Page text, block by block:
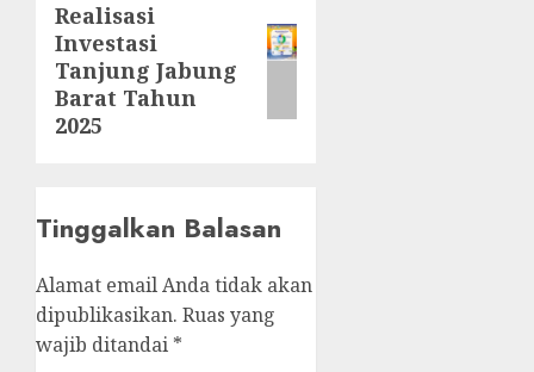
Next
post:
Realisasi
Investasi
Tanjung Jabung
Barat Tahun
2025
Tinggalkan Balasan
Alamat email Anda tidak akan
dipublikasikan. Ruas yang
wajib ditandai *